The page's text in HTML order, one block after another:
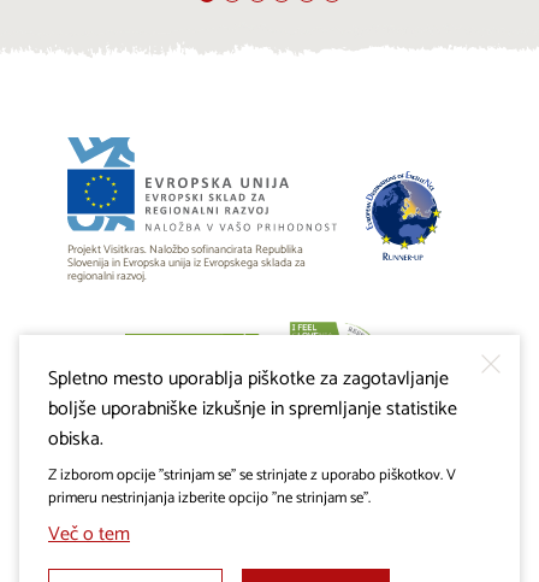
Projekt Visitkras. Naložbo sofinancirata Republika
Slovenija in Evropska unija iz Evropskega sklada za
regionalni razvoj.
Spletno mesto uporablja piškotke za zagotavljanje
boljše uporabniške izkušnje in spremljanje statistike
obiska.
Z izborom opcije "strinjam se" se strinjate z uporabo piškotkov. V
primeru nestrinjanja izberite opcijo "ne strinjam se".
Več o tem